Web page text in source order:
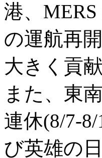
港、
の運航再
大きく貢
また、東
連休(8/7-
び英雄の